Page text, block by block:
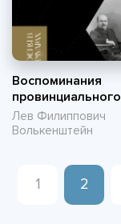
Воспоминания
провинциального
адвоката
Лев Филиппович
Волькенштейн
1 2